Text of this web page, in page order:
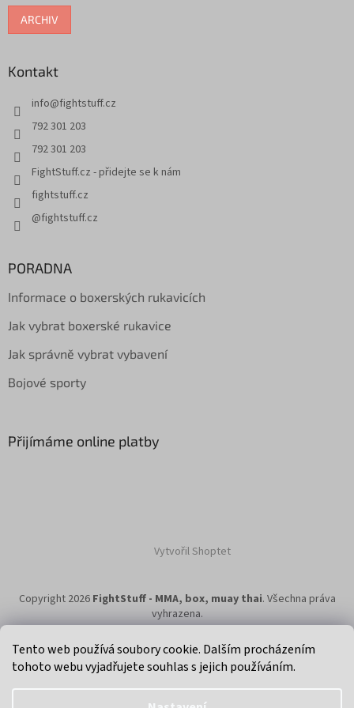
Tento web používá soubory cookie. Dalším procházením
tohoto webu vyjadřujete souhlas s jejich používáním.
ARCHIV
Kontakt
info@fightstuff.cz
792 301 203
792 301 203
FightStuff.cz - přidejte se k nám
fightstuff.cz
@fightstuff.cz
PORADNA
Informace o boxerských rukavicích
Jak vybrat boxerské rukavice
Jak správně vybrat vybavení
Bojové sporty
Přijímáme online platby
Vytvořil Shoptet
Copyright 2026 FightStuff - MMA, box, muay thai. Všechna práva
vyhrazena.
Klikni na super eshop pro cyklisty a bikery.